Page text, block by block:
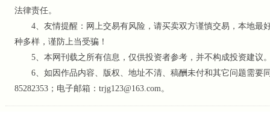
法律责任。
4、友情提醒：网上交易有风险，请买卖双方谨慎交易，本地最
种多样，谨防上当受骗！
5、本网刊载之所有信息，仅供投资者参考 ，并不构成投资建议
6、如因作品内容、版权、地址不清、稿酬未付和其它问题需要
85282353；电子邮箱：trjg123@163.com。